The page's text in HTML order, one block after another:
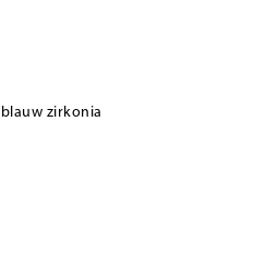
zirkonia